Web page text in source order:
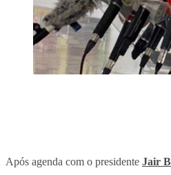
Após agenda com o presidente Jair